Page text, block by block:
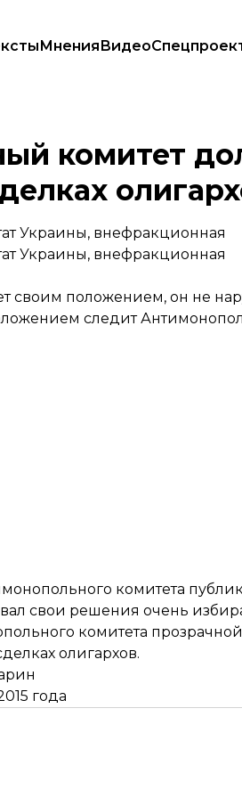
МненияВидео
о сделках олигархов»
комитет
Украины, внефракционная
Украины, внефракционная
своим положением, он не
следит
комитета
свои решения очень
комитета
олигархов.
года